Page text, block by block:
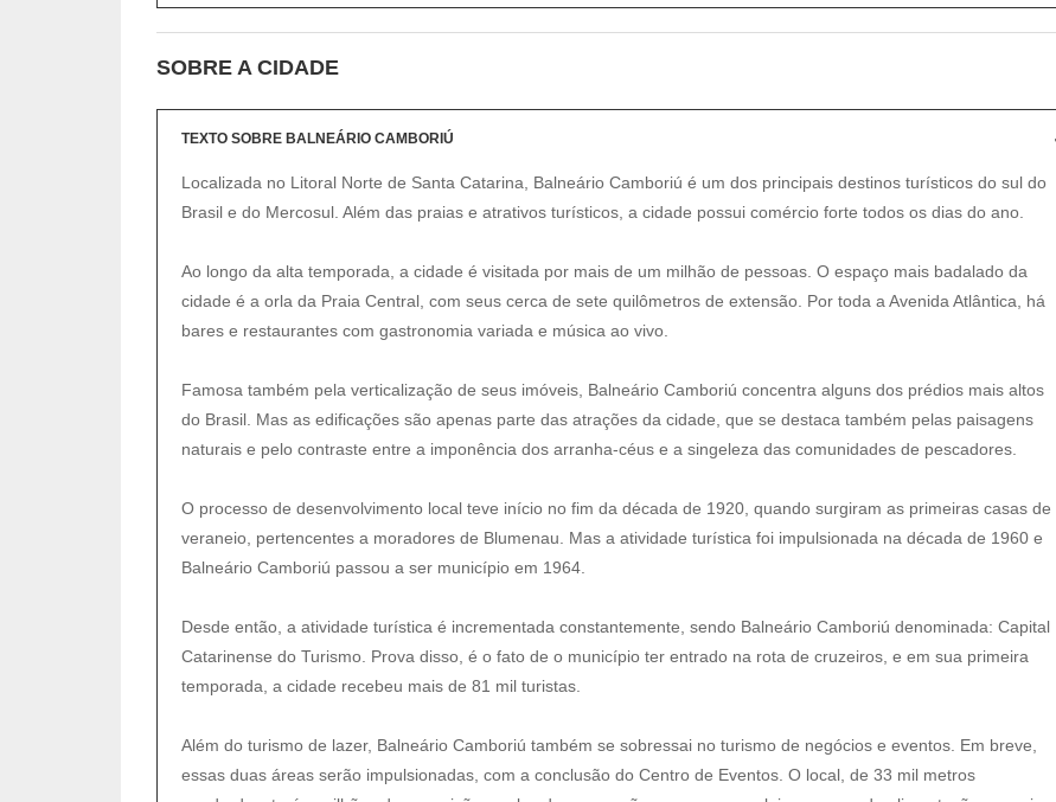
SOBRE A CIDADE
TEXTO SOBRE BALNEÁRIO CAMBORIÚ
Localizada no Litoral Norte de Santa Catarina, Balneário Camboriú é um dos principais destinos turísticos do sul do
Brasil e do Mercosul. Além das praias e atrativos turísticos, a cidade possui comércio forte todos os dias do ano.
Ao longo da alta temporada, a cidade é visitada por mais de um milhão de pessoas. O espaço mais badalado da
cidade é a orla da Praia Central, com seus cerca de sete quilômetros de extensão. Por toda a Avenida Atlântica, há
bares e restaurantes com gastronomia variada e música ao vivo.
Famosa também pela verticalização de seus imóveis, Balneário Camboriú concentra alguns dos prédios mais altos
do Brasil. Mas as edificações são apenas parte das atrações da cidade, que se destaca também pelas paisagens
naturais e pelo contraste entre a imponência dos arranha-céus e a singeleza das comunidades de pescadores.
O processo de desenvolvimento local teve início no fim da década de 1920, quando surgiram as primeiras casas de
veraneio, pertencentes a moradores de Blumenau. Mas a atividade turística foi impulsionada na década de 1960 e
Balneário Camboriú passou a ser município em 1964.
Desde então, a atividade turística é incrementada constantemente, sendo Balneário Camboriú denominada: Capital
Catarinense do Turismo. Prova disso, é o fato de o município ter entrado na rota de cruzeiros, e em sua primeira
temporada, a cidade recebeu mais de 81 mil turistas.
Além do turismo de lazer, Balneário Camboriú também se sobressai no turismo de negócios e eventos. Em breve,
essas duas áreas serão impulsionadas, com a conclusão do Centro de Eventos. O local, de 33 mil metros